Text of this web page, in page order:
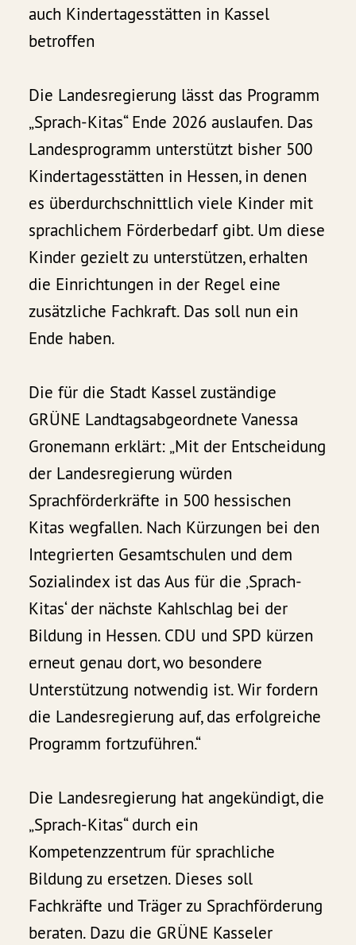
auch Kindertagesstätten in Kassel
betroffen
Die Landesregierung lässt das Programm
„Sprach-Kitas“ Ende 2026 auslaufen. Das
Landesprogramm unterstützt bisher 500
Kindertagesstätten in Hessen, in denen
es überdurchschnittlich viele Kinder mit
sprachlichem Förderbedarf gibt. Um diese
Kinder gezielt zu unterstützen, erhalten
die Einrichtungen in der Regel eine
zusätzliche Fachkraft. Das soll nun ein
Ende haben.
Die für die Stadt Kassel zuständige
GRÜNE Landtagsabgeordnete Vanessa
Gronemann erklärt: „Mit der Entscheidung
der Landesregierung würden
Sprachförderkräfte in 500 hessischen
Kitas wegfallen. Nach Kürzungen bei den
Integrierten Gesamtschulen und dem
Sozialindex ist das Aus für die ‚Sprach-
Kitas‘ der nächste Kahlschlag bei der
Bildung in Hessen. CDU und SPD kürzen
erneut genau dort, wo besondere
Unterstützung notwendig ist. Wir fordern
die Landesregierung auf, das erfolgreiche
Programm fortzuführen.“
Die Landesregierung hat angekündigt, die
„Sprach-Kitas“ durch ein
Kompetenzzentrum für sprachliche
Bildung zu ersetzen. Dieses soll
Fachkräfte und Träger zu Sprachförderung
beraten. Dazu die GRÜNE Kasseler